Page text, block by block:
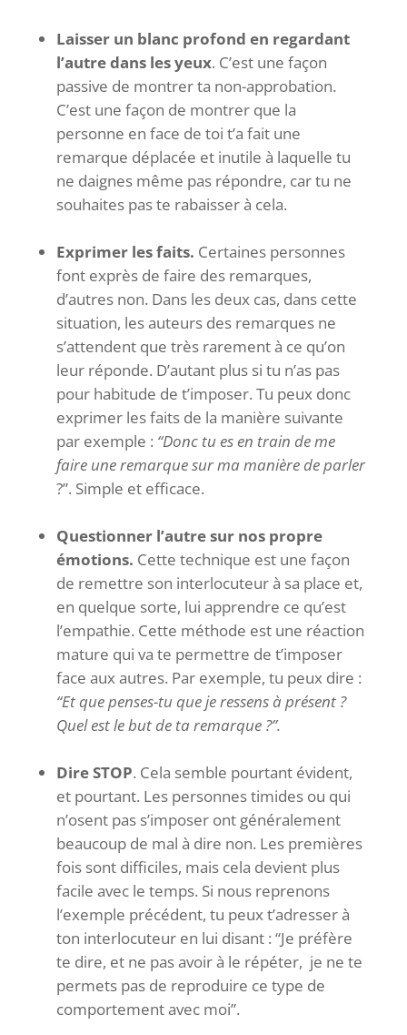
Laisser un blanc profond en regardant
l’autre dans les yeux. C’est une façon
passive de montrer ta non-approbation.
C’est une façon de montrer que la
personne en face de toi t’a fait une
remarque déplacée et inutile à laquelle tu
ne daignes même pas répondre, car tu ne
souhaites pas te rabaisser à cela.
Exprimer les faits. Certaines personnes
font exprès de faire des remarques,
d’autres non. Dans les deux cas, dans cette
situation, les auteurs des remarques ne
s’attendent que très rarement à ce qu’on
leur réponde. D’autant plus si tu n’as pas
pour habitude de t’imposer. Tu peux donc
exprimer les faits de la manière suivante
par exemple : “Donc tu es en train de me
faire une remarque sur ma manière de parler
?”. Simple et efficace.
Questionner l’autre sur nos propre
émotions. Cette technique est une façon
de remettre son interlocuteur à sa place et,
en quelque sorte, lui apprendre ce qu’est
l’empathie. Cette méthode est une réaction
mature qui va te permettre de t’imposer
face aux autres. Par exemple, tu peux dire :
“Et que penses-tu que je ressens à présent ?
Quel est le but de ta remarque ?”.
Dire STOP. Cela semble pourtant évident,
et pourtant. Les personnes timides ou qui
n’osent pas s’imposer ont généralement
beaucoup de mal à dire non. Les premières
fois sont difficiles, mais cela devient plus
facile avec le temps. Si nous reprenons
l’exemple précédent, tu peux t’adresser à
ton interlocuteur en lui disant : “Je préfère
te dire, et ne pas avoir à le répéter, je ne te
permets pas de reproduire ce type de
comportement avec moi”.